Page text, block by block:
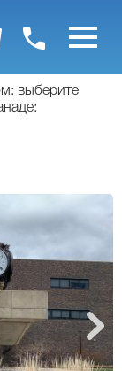
выберите